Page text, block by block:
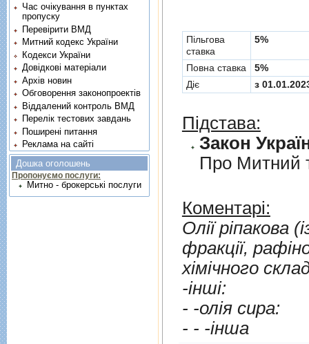
Пільгова
ставка
5%
Повна ставка
5%
Діє
з
Підстава:
Закон
Про Митний
Коментарі:
Олiї рiпакова
фракцiї, рафiнованi або нерафiнованi, але без змiни їх
хiмiчного
-iншi:
- -олiя сира:
- - -iнша
Час очікування в пунктах
пропуску
Перевірити ВМД
Митний кодекс України
Кодекси України
Довідкові матеріали
Архів новин
Обговорення законопроектів
Віддалений контроль ВМД
Перелік тестових завдань
Поширені питання
Реклама на сайті
Дошка оголошень
Пропонуємо послуги:
Митно - брокерські послуги